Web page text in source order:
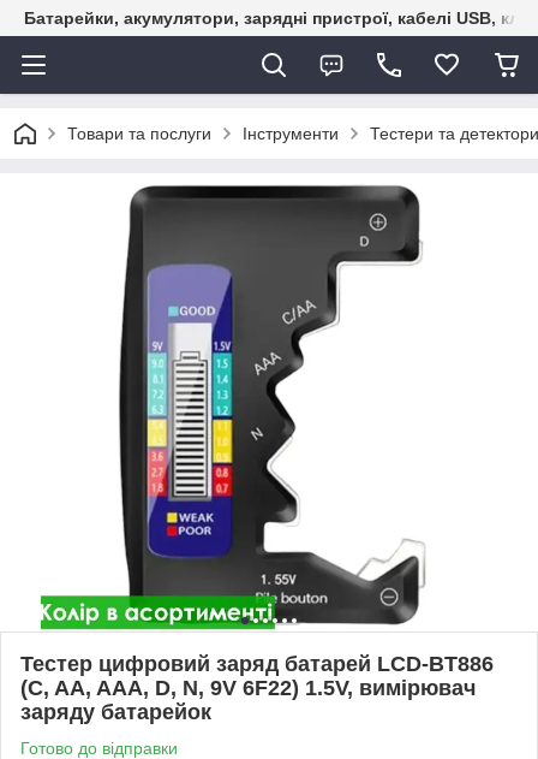
Батарейки, акумулятори, зарядні пристрої, кабелі USB,
Товари та послуги Інструменти Тестери та детектори
Тестер цифровий заряд батарей LCD-BT886
(C, AA, AAA, D, N, 9V 6F22) 1.5V, вимірювач
заряду батарейок
Готово до відправки